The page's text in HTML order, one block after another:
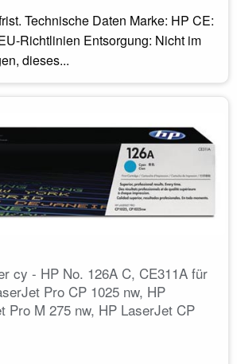
Technische Daten Marke: HP CE:
Richtlinien Entsorgung: Nicht im
dieses...
cy - HP No. 126A C, CE311A für
Pro CP 1025 nw, HP
Pro M 275 nw, HP LaserJet CP